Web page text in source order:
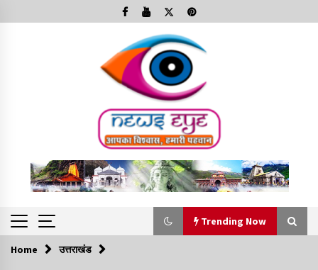
to
Trending Now
Trending Now
Home उत्तराखंड